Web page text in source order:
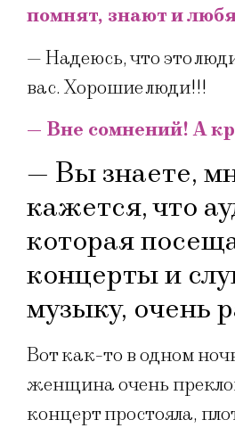
помнят, знают и
— Надеюсь, что это
вас. Хорошие люди!!!
— Вне сомнений! А
— Вы знаете,
кажется, что
которая
концерты и
музыку, очень
Вот как-то в одном
женщина очень
концерт простояла,